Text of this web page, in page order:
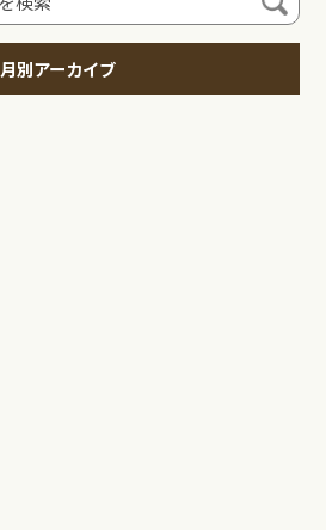
月別アーカイブ